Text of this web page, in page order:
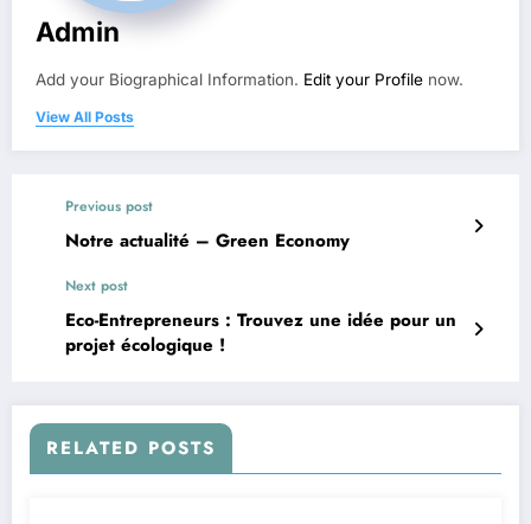
Admin
Add your Biographical Information. Edit your Profile now.
View All Posts
Previous post
Notre actualité – Green Economy
Next post
Eco-Entrepreneurs : Trouvez une idée pour un
projet écologique !
RELATED POSTS